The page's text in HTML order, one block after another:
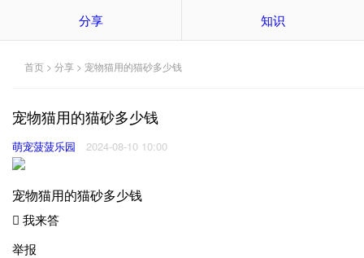
分享 知识
首页 > 分享 > 宠物猫用的猫砂多少钱
宠物猫用的猫砂多少钱
萌宠菠菠乐园 2024-08-10 10:00
宠物猫用的猫砂多少钱
 我来答
举报